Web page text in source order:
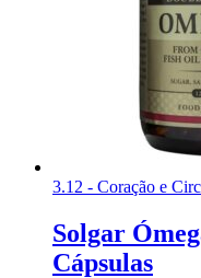
3.12 - Coração e
Solgar
Cápsulas